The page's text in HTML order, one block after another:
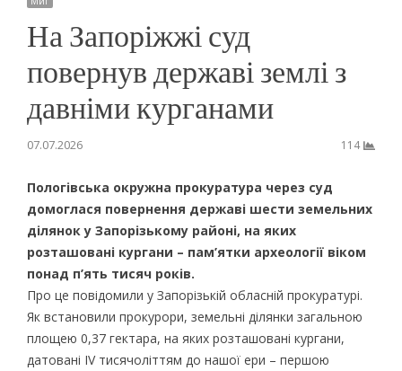
На Запоріжжі суд
повернув державі землі з
давніми курганами
07.07.2026 114
Пологівська окружна прокуратура через суд
домоглася повернення державі шести земельних
ділянок у Запорізькому районі, на яких
розташовані кургани – пам’ятки археології віком
понад п’ять тисяч років.
Про це повідомили у Запорізькій обласній прокуратурі.
Як встановили прокурори, земельні ділянки загальною
площею 0,37 гектара, на яких розташовані кургани,
датовані IV тисячоліттям до нашої ери – першою